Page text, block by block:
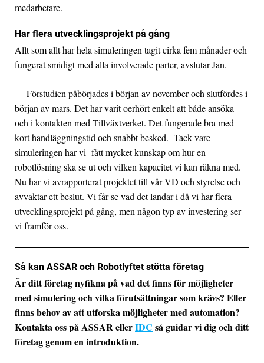
medarbetare.
Har flera utvecklingsprojekt på gång
Allt som allt har hela simuleringen tagit cirka fem månader och
fungerat smidigt med alla involverade parter, avslutar Jan.
— Förstudien påbörjades i början av november och slutfördes i
början av mars. Det har varit oerhört enkelt att både ansöka
och i kontakten med Tillväxtverket. Det fungerade bra med
kort handläggningstid och snabbt besked. Tack vare
simuleringen har vi fått mycket kunskap om hur en
robotlösning ska se ut och vilken kapacitet vi kan räkna med.
Nu har vi avrapporterat projektet till vår VD och styrelse och
avvaktar ett beslut. Vi får se vad det landar i då vi har flera
utvecklingsprojekt på gång, men någon typ av investering ser
vi framför oss.
Så kan ASSAR och Robotlyftet stötta företag
Är ditt företag nyfikna på vad det finns för möjligheter
med simulering och vilka förutsättningar som krävs? Eller
finns behov av att utforska möjligheter med automation?
Kontakta oss på ASSAR ellerIDC så guidar vi dig och ditt
företag genom en introduktion.